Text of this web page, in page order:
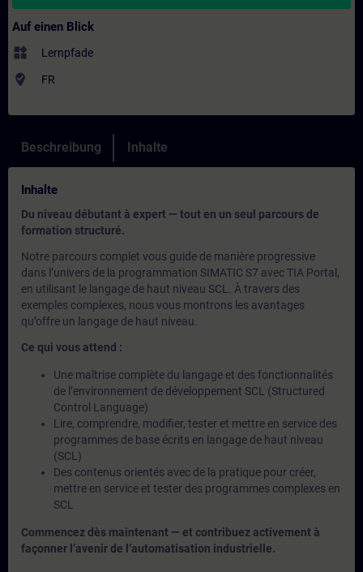
Auf einen Blick
widgets Lernpfade
where_to_vote FR
Beschreibung Inhalte
Inhalte
Du niveau débutant à expert — tout en un seul parcours de
formation structuré.
Notre parcours complet vous guide de manière progressive
dans l’univers de la programmation SIMATIC S7 avec TIA Portal,
en utilisant le langage de haut niveau SCL. À travers des
exemples complexes, nous vous montrons les avantages
qu’offre un langage de haut niveau.
Ce qui vous attend :
Une maîtrise complète du langage et des fonctionnalités
de l’environnement de développement SCL (Structured
Control Language)
Lire, comprendre, modifier, tester et mettre en service des
programmes de base écrits en langage de haut niveau
(SCL)
Des contenus orientés avec de la pratique pour créer,
mettre en service et tester des programmes complexes en
SCL
Commencez dès maintenant — et contribuez activement à
façonner l’avenir de l’automatisation industrielle.